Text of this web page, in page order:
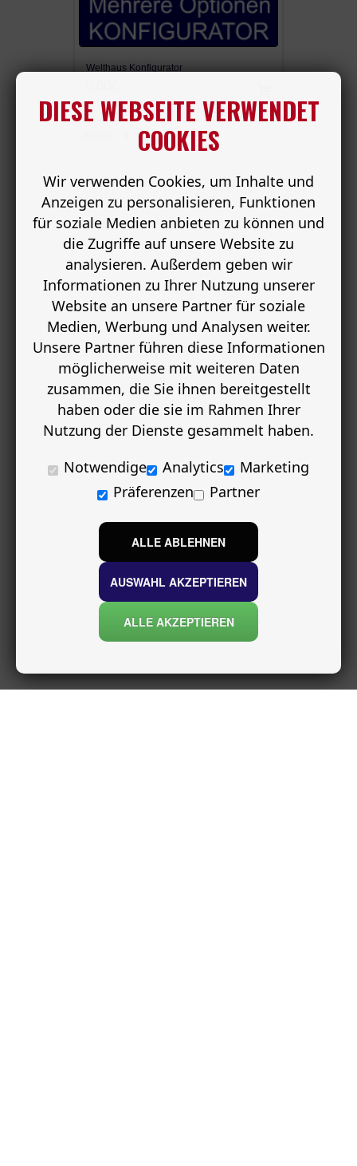
Welthaus Konfigurator
DIESE WEBSEITE VERWENDET
COOKIES
Wir verwenden Cookies, um Inhalte und
Anzeigen zu personalisieren, Funktionen
für soziale Medien anbieten zu können und
die Zugriffe auf unsere Website zu
analysieren. Außerdem geben wir
Informationen zu Ihrer Nutzung unserer
Website an unsere Partner für soziale
Medien, Werbung und Analysen weiter.
Unsere Partner führen diese Informationen
möglicherweise mit weiteren Daten
zusammen, die Sie ihnen bereitgestellt
haben oder die sie im Rahmen Ihrer
Nutzung der Dienste gesammelt haben.
Notwendige
Analytics
Marketing
Präferenzen
Partner
ALLE ABLEHNEN
AUSWAHL AKZEPTIEREN
ALLE AKZEPTIEREN